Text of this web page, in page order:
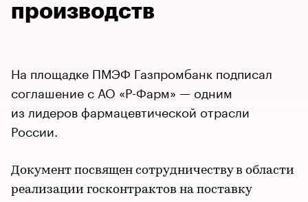
производств
На площадке ПМЭФ Газпромбанк подписал
соглашение с АО «Р-Фарм» — одним
из лидеров фармацевтической отрасли
России.
Документ посвящен сотрудничеству в области
реализации госконтрактов на поставку